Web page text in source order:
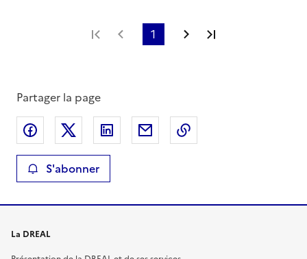
Première page
Page précédente
1 Page suivante
Partager la page
Partager sur Facebook
Partager sur XPartager sur LinkedIn
Partager par email
S'abonner
La DREAL